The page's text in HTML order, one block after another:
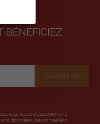
BÉNÉFICIEZ
vous désabonner à
données personnelles,